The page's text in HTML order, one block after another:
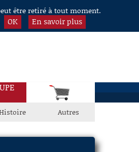
être retiré à tout moment.
OK En savoir plus
Autres